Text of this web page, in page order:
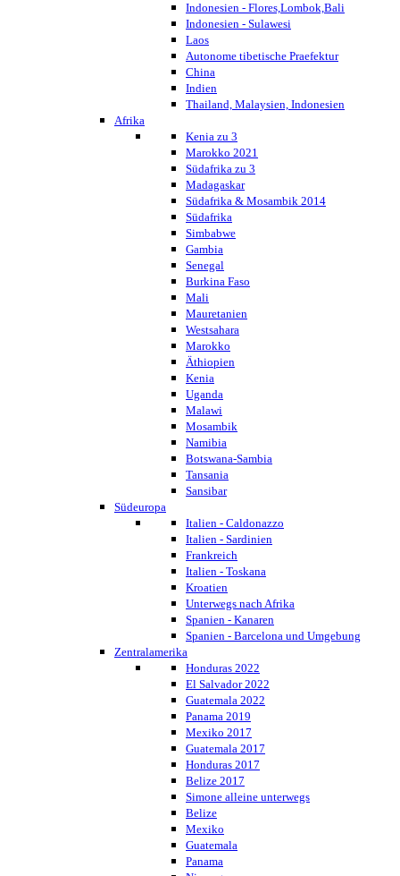
Indonesien - Flores,Lombok,Bali
Indonesien - Sulawesi
Laos
Autonome tibetische Praefektur
China
Indien
Thailand, Malaysien, Indonesien
Afrika
Kenia zu 3
Marokko 2021
Südafrika zu 3
Madagaskar
Südafrika & Mosambik 2014
Südafrika
Simbabwe
Gambia
Senegal
Burkina Faso
Mali
Mauretanien
Westsahara
Marokko
Äthiopien
Kenia
Uganda
Malawi
Mosambik
Namibia
Botswana-Sambia
Tansania
Sansibar
Südeuropa
Italien - Caldonazzo
Italien - Sardinien
Frankreich
Italien - Toskana
Kroatien
Unterwegs nach Afrika
Spanien - Kanaren
Spanien - Barcelona und Umgebung
Zentralamerika
Honduras 2022
El Salvador 2022
Guatemala 2022
Panama 2019
Mexiko 2017
Guatemala 2017
Honduras 2017
Belize 2017
Simone alleine unterwegs
Belize
Mexiko
Guatemala
Panama